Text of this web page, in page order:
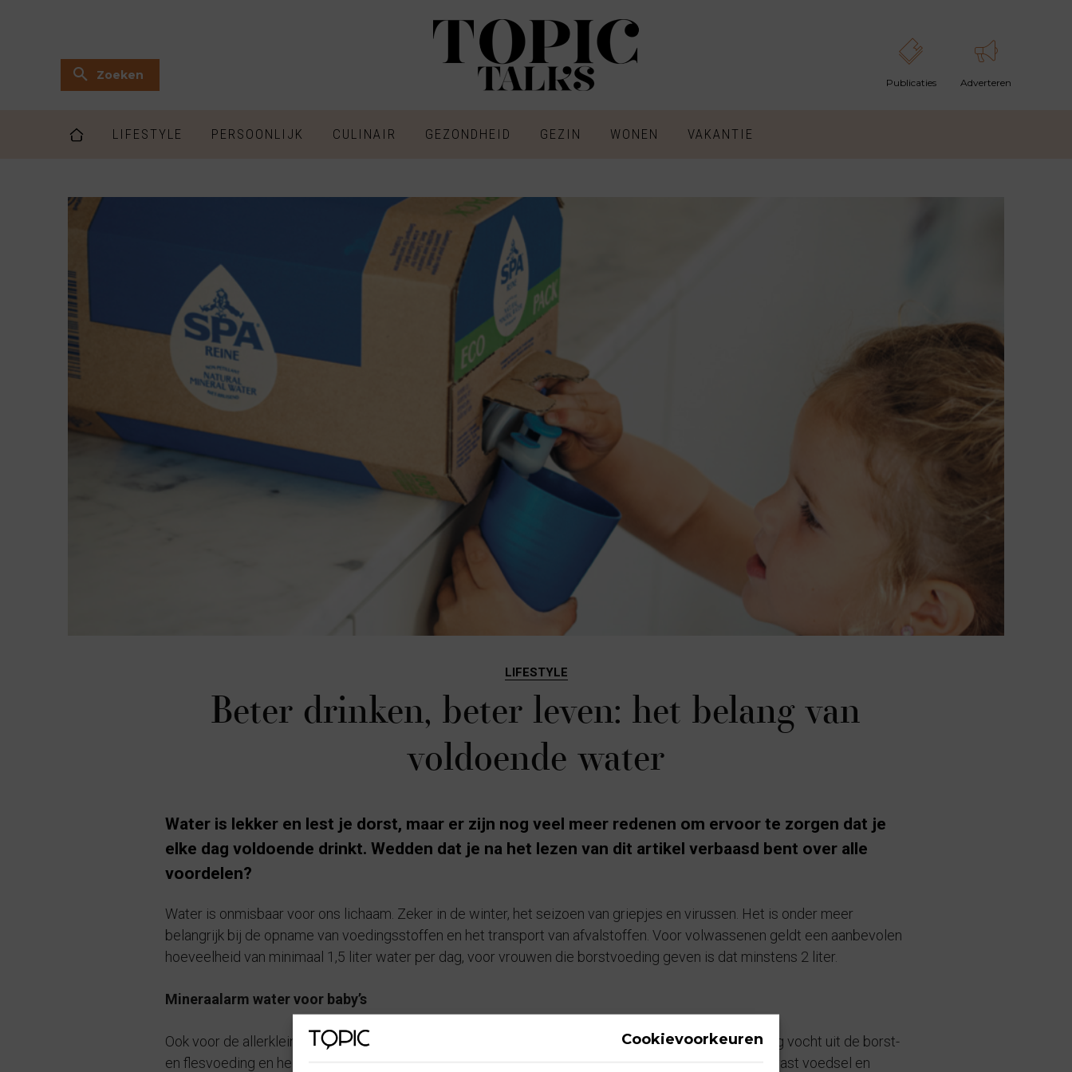
Cookievoorkeuren
Zoeken
LIFESTYLE PERSOONLIJK CULINAIR GEZONDHEID GEZIN WONEN VAKANTIE
LIFESTYLE
Beter drinken, beter leven: het belang van
voldoende water
Water is lekker en lest je dorst, maar er zijn nog veel meer redenen om ervoor te zorgen dat je
elke dag voldoende drinkt. Wedden dat je na het lezen van dit artikel verbaasd bent over alle
voordelen?
Water is onmisbaar voor ons lichaam. Zeker in de winter, het seizoen van griepjes en virussen. Het is onder meer
belangrijk bij de opname van voedingsstoffen en het transport van afvalstoffen. Voor volwassenen geldt een aanbevolen
hoeveelheid van minimaal 1,5 liter water per dag, voor vrouwen die borstvoeding geven is dat minstens 2 liter.
Mineraalarm water voor baby’s
Ook voor de allerkleinsten is voldoende water essentieel. In de eerste maanden krijgt je baby genoeg vocht uit de borst-
en flesvoeding en heeft het geen extra water nodig. Na een half jaar kun je langzaam overgaan naar vast voedsel en